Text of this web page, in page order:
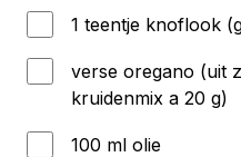
1 teentje knoflook
verse oregano (uit
kruidenmix a 20 g)
100 ml olie